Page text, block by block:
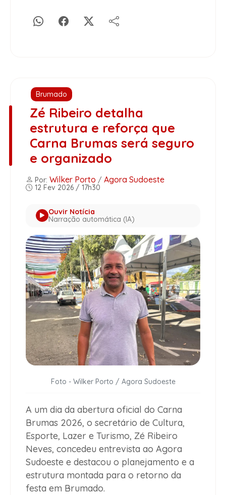
Brumado
Zé Ribeiro detalha
estrutura e reforça que
Carna Brumas será seguro
e organizado
Por: Wilker Porto / Agora Sudoeste
12 Fev 2026 / 17h30
Ouvir Notícia
Narração automática (IA)
Foto - Wilker Porto / Agora Sudoeste
A um dia da abertura oficial do Carna
Brumas 2026, o secretário de Cultura,
Esporte, Lazer e Turismo, Zé Ribeiro
Neves, concedeu entrevista ao Agora
Sudoeste e destacou o planejamento e a
estrutura montada para o retorno da
festa em Brumado.